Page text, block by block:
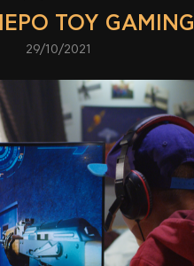
ΤΟΥ GAMING
29/10/2021